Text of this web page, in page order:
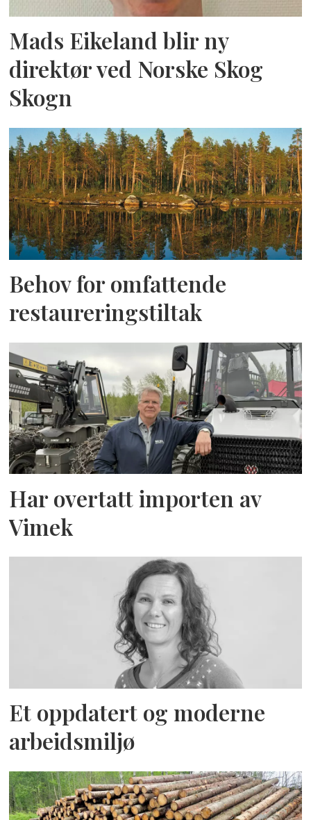
Mads Eikeland blir ny
direktør ved Norske Skog
Skogn
Behov for omfattende
restaureringstiltak
Har overtatt importen av
Vimek
Et oppdatert og moderne
arbeidsmiljø